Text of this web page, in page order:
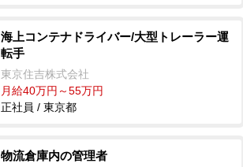
海上コンテナドライバー/大型トレーラー運
転手
東京住吉株式会社
月給40万円～55万円
正社員 / 東京都
物流倉庫内の管理者